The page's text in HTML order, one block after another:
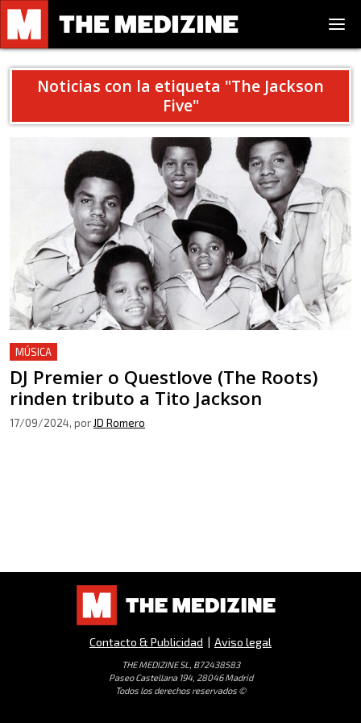
Noticias con la etiqueta "The Jackson
Five"
MÚSICA
DJ Premier o Questlove (The Roots)
rinden tributo a Tito Jackson
17/09/2024, por JD Romero
Contacto & Publicidad | Aviso legal
THE MEDIZINE SL, B72438583
Paseo Castellana 194, 28046 Madrid
Todos los derechos reservados ©